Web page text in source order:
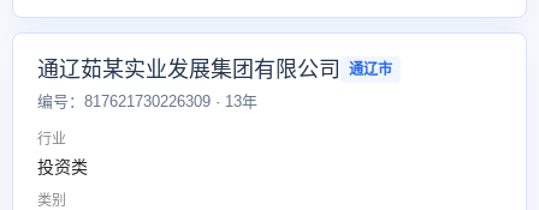
通辽茹某实业发展集团有限公司 通辽市
编号：817621730226309 · 13年
行业
投资类
类别